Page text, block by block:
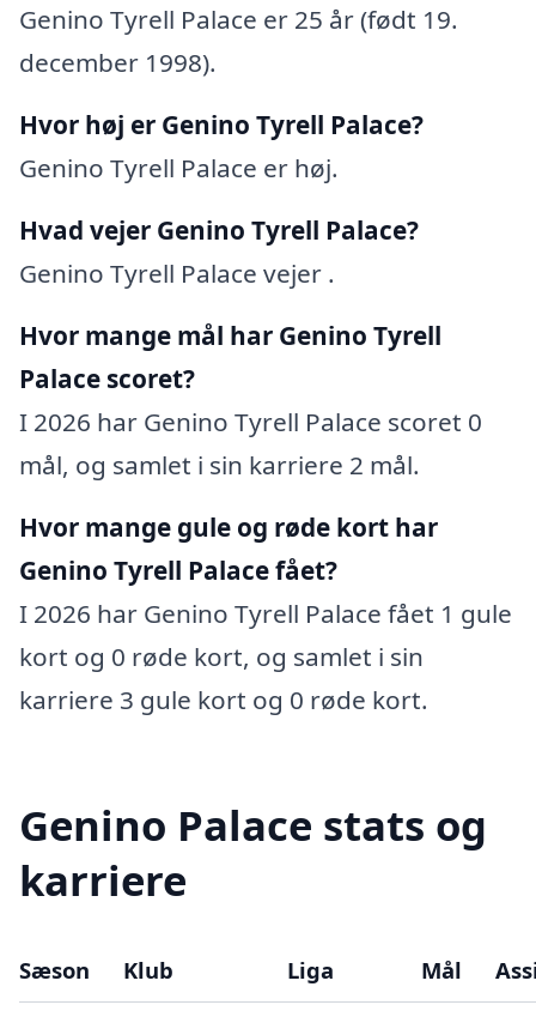
Genino Tyrell Palace er 25 år (født 19.
december 1998).
Hvor høj er Genino Tyrell Palace?
Genino Tyrell Palace er høj.
Hvad vejer Genino Tyrell Palace?
Genino Tyrell Palace vejer .
Hvor mange mål har Genino Tyrell
Palace scoret?
I 2026 har Genino Tyrell Palace scoret 0
mål, og samlet i sin karriere 2 mål.
Hvor mange gule og røde kort har
Genino Tyrell Palace fået?
I 2026 har Genino Tyrell Palace fået 1 gule
kort og 0 røde kort, og samlet i sin
karriere 3 gule kort og 0 røde kort.
Genino Palace stats og
karriere
Sæson Klub Liga Mål